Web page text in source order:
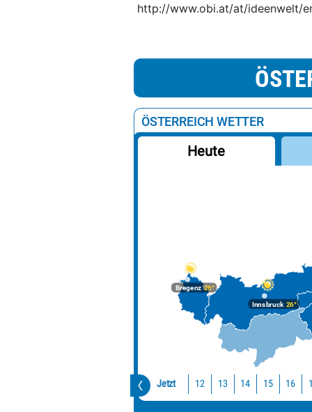
http://www.obi.at/at/ideenwelt/
ÖSTERREICH WETTER
Heute
Bregenz26°
Innsbruck26°
Jetzt 12 13 14 15 16